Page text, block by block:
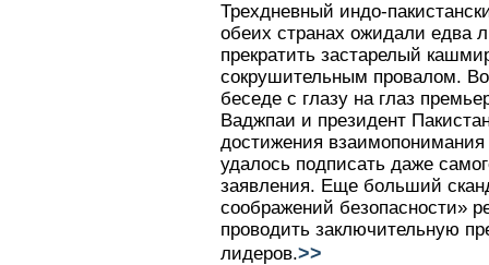
Трехдневный индо-
обеих странах ожидали едва
прекратить застарелый
сокрушительным провалом.
беседе с глазу на глаз
Ваджпаи и президент
достижения
удалось подписать даже
заявления. Еще больший
соображений безопасности»
проводить заключительную
лидеров.>>